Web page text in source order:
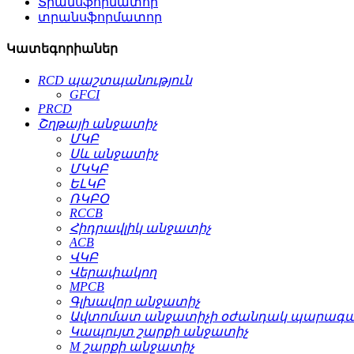
տրանսֆորմատոր
Կատեգորիաներ
RCD պաշտպանություն
GFCI
PRCD
Շղթայի անջատիչ
ՄԿԲ
Սև անջատիչ
ՄԿԿԲ
ԵԼԿԲ
ՌԿԲՕ
RCCB
Հիդրավլիկ անջատիչ
ACB
ՎԿԲ
Վերափակող
MPCB
Գլխավոր անջատիչ
Ավտոմատ անջատիչի օժանդակ
Կապույտ շարքի անջատիչ
M շարքի անջատիչ